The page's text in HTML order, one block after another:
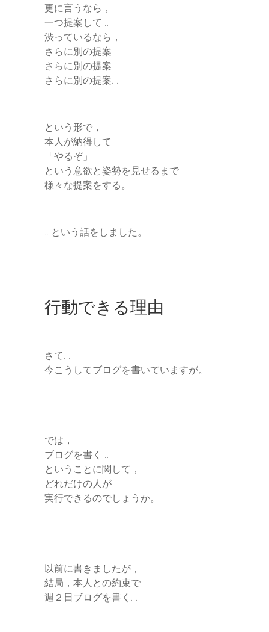
更に言うなら，
一つ提案して…
渋っているなら，
さらに別の提案
さらに別の提案
さらに別の提案…
という形で，
本人が納得して
「やるぞ」
という意欲と姿勢を見せるまで
様々な提案をする。
…という話をしました。
行動できる理由
さて…
今こうしてブログを書いていますが。
では，
ブログを書く…
ということに関して，
どれだけの人が
実行できるのでしょうか。
以前に書きましたが，
結局，本人との約束で
週２日ブログを書く…